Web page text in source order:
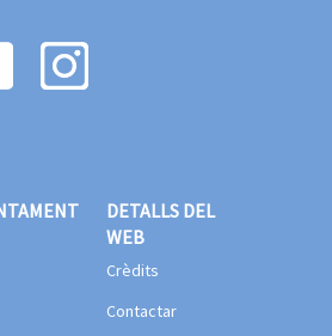
DETALLS DEL
WEB
Crèdits
Contactar